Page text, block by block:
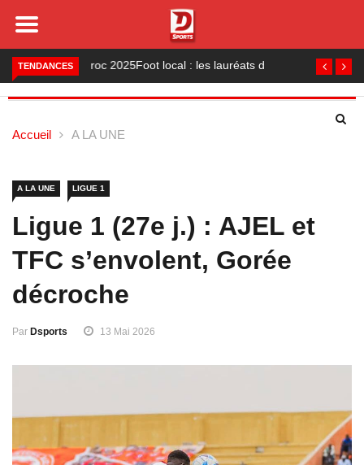
TENDANCES Foot local : les lauréats de la saison 2024-2025
Accueil A LA UNE
A LA UNE LIGUE 1
Ligue 1 (27e j.) : AJEL et
TFC s’envolent, Gorée
décroche
Par Dsports 13 Mai 2026